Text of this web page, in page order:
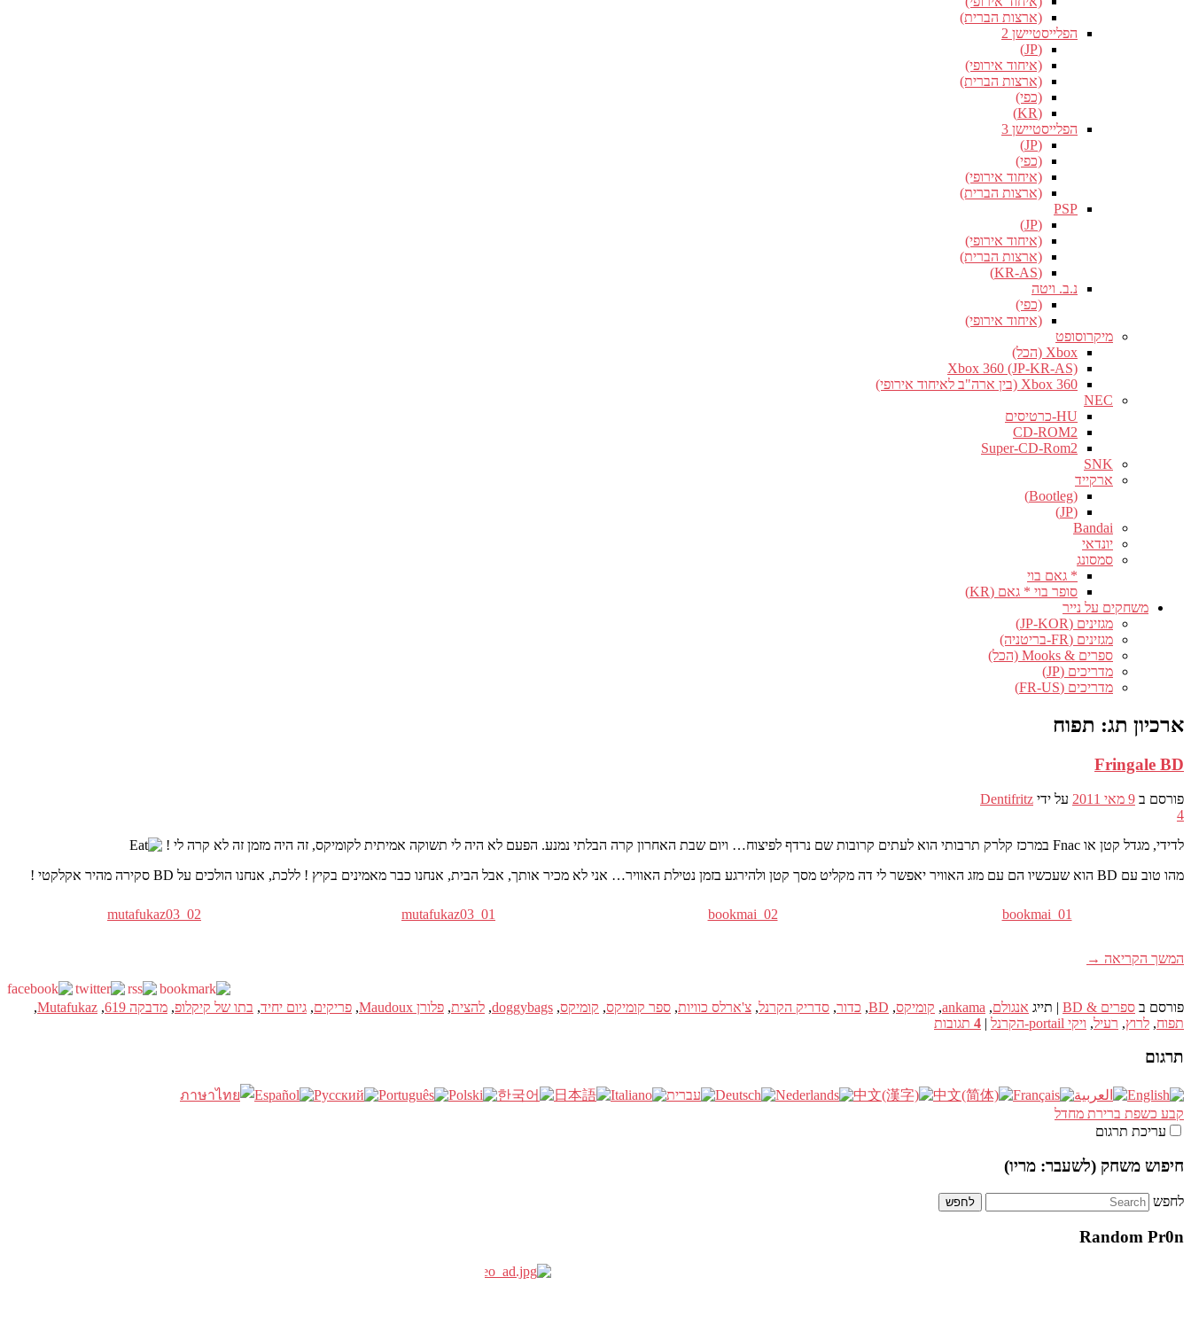
(ארצות הברית)
הפלייסטיישן 2
(JP)
(איחוד אירופי)
(ארצות הברית)
(כפי)
(KR)
הפלייסטיישן 3
(JP)
(כפי)
(איחוד אירופי)
(ארצות הברית)
PSP
(JP)
(איחוד אירופי)
(ארצות הברית)
(KR-AS)
נ.ב. ויטה
(כפי)
(איחוד אירופי)
מיקרוסופט
Xbox (הכל)
Xbox 360 (JP-KR-AS)
Xbox 360 (בין ארה"ב לאיחוד אירופי)
NEC
HU-כרטיסים
CD-ROM2
Super-CD-Rom2
SNK
ארקייד
(Bootleg)
(JP)
Bandai
יונדאי
סמסונג
* גאם בוי
סופר בוי * גאם (KR)
משחקים על נייר
מגזינים (JP-KOR)
מגזינים (FR-בריטניה)
ספרים & Mooks (הכל)
מדריכים (JP)
מדריכים (FR-US)
ארכיון תג: תפוח
Fringale BD
פורסם ב 9 מאי 2011 על ידי Dentifritz
4
לדידי, מגדל קטן או Fnac במרכז קלרק תרבותי הוא לעתים קרובות שם נרדף לפיצוח… ויום שבת האחרון קרה הבלתי נמנע. הפעם לא היה לי תשוקה אמיתית לקומיקס, זה היה מזמן זה לא קרה לי !
מהו טוב עם BD הוא שעכשיו הם עם מזג האוויר יאפשר לי דה מקליט מסך קטן ולהירגע בזמן נטילת האוויר… אני לא מכיר אותך, אבל הבית, אנחנו כבר מאמינים בקיץ ! ללכת, אנחנו הולכים על BD סקירה מהיר אקלקטי !
bookmai_01
bookmai_02
mutafukaz03_01
mutafukaz03_02
המשך הקריאה →
פורסם ב ספרים & BD | תייג אנגולם,
ankama
, קומיקס,
BD
, כדור, סדריק הקרנל, צ'ארלס כוויות, ספר קומיקס, קומיקס,
doggybags
, להצית, פלורן Maudoux , פריקים, גיום יחיד, בתו של קיקלופ, מדבקה 619 ,
Mutafukaz
,
תפוח, לרוץ, רעיל, ויקי portail-הקרנל |
4 תגובות
תרגום
קבע כשפת ברירת מחדל
עריכת תרגום
חיפוש משחק (לשעבר: מריו)
לחפש
Random Pr0n